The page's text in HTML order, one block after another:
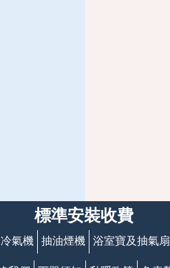
標準安裝收費
冷氣機 抽油煙機 浴室寶及抽氣扇